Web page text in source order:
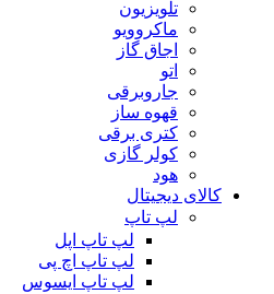
تلویزیون
ماکروویو
اجاق گاز
اتو
جاروبرقی
قهوه ساز
کتری برقی
کولر گازی
هود
کالای دیجیتال
لپ تاپ
لپ تاپ اپل
لپ تاپ اچ پی
لپ تاپ ایسوس